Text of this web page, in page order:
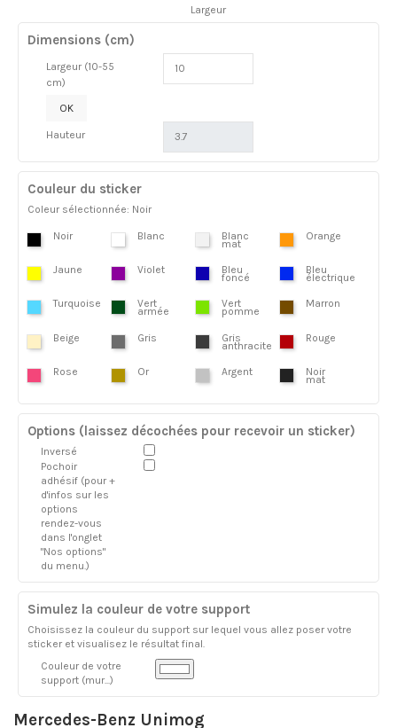
Largeur
Dimensions (cm)
Largeur (10-55
cm)
OK
Hauteur
Couleur du sticker
Coleur sélectionnée: Noir
Noir Blanc Blanc
mat
Orange
Jaune Violet Bleu
foncé
Bleu
électrique
Turquoise Vert
armée
Vert
pomme
Marron
Beige Gris Gris
anthracite
Rouge
Rose Or Argent Noir
mat
Options (laissez décochées pour recevoir un sticker)
Inversé
Pochoir
adhésif (pour +
d'infos sur les
options
rendez-vous
dans l'onglet
"Nos options"
du menu.)
Simulez la couleur de votre support
Choisissez la couleur du support sur lequel vous allez poser votre
sticker et visualisez le résultat final.
Couleur de votre
support (mur...)
Mercedes-Benz Unimog